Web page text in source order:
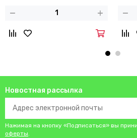
Новостная рассылка
Нажимая на кнопку «Подписаться» вы
оферты.